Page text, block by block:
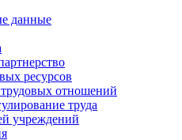
данные
ресурсов
отношений
труда
учреждений